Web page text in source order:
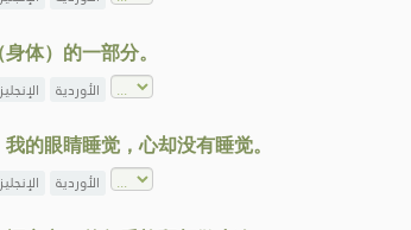
体）的一部分。
الأوردية
的眼睛睡觉，心却没有睡觉。
الأوردية